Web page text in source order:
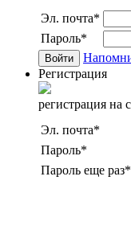
Эл. почта*
Пароль*
Регистрация
регистрация на
Эл. почта*
Пароль*
Пароль еще раз*